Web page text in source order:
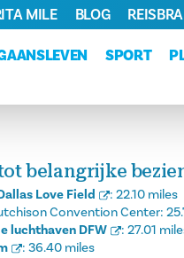
SPORT
MILE BLOG
belangrijke
Love Field : 22.10 miles
Convention Center:
luchthaven DFW
: 27.01
: 36.40 miles